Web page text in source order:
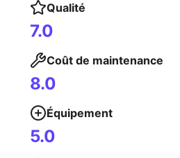
Qualité
7.0
Coût de maintenance
8.0
Équipement
5.0